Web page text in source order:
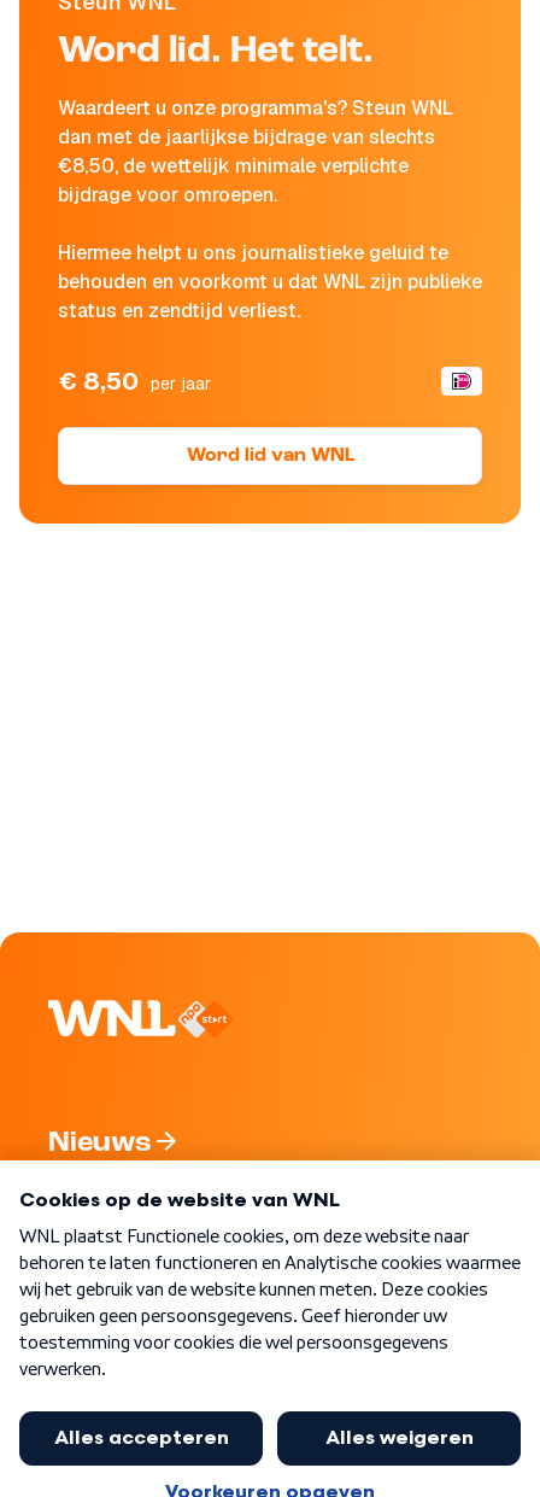
Word lid. Het telt.
Waardeert u onze programma's? Steun WNL
dan met de jaarlijkse bijdrage van slechts
€8,50, de wettelijk minimale verplichte
bijdrage voor omroepen.
Hiermee helpt u ons journalistieke geluid te
behouden en voorkomt u dat WNL zijn publieke
status en zendtijd verliest.
€ 8,50 per jaar
Word lid van WNL
Nieuws
Nieuwsbrief
Word Lid